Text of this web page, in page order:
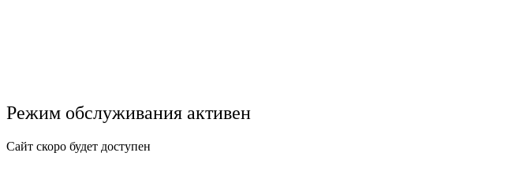
Режим обслуживания активен
Сайт скоро будет доступен